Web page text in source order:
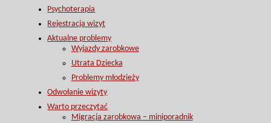
Psychoterapia
Rejestracja wizyt
Aktualne problemy
Wyjazdy zarobkowe
Utrata Dziecka
Problemy młodzieży
Odwołanie wizyty
Warto przeczytać
Migracja zarobkowa – miniporadnik